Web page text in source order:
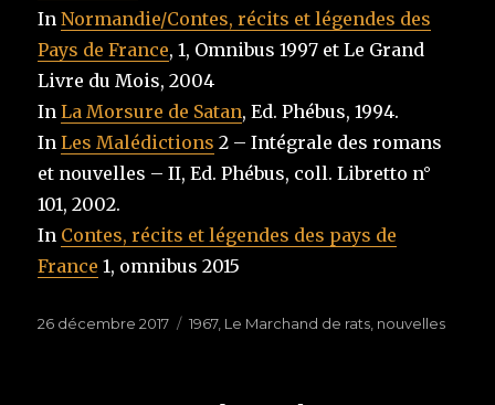
InNormandie/Contes, récits et légendes des
Pays de France, 1, Omnibus 1997 et Le Grand
Livre du Mois, 2004
InLa Morsure de Satan, Ed. Phébus, 1994.
InLes Malédictions 2 – Intégrale des romans
et nouvelles – II, Ed. Phébus, coll. Libretto n°
101, 2002.
In Contes, récits et légendes des pays de
France 1, omnibus 2015
Publié
26 décembre 2017 Étiquettes
1967, Le Marchand de rats nouvelles